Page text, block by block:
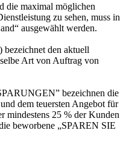
die maximal möglichen
zu sehen, muss in
ausgewählt werden.
den aktuell
Art von Auftrag von
bezeichnen die
dem teuersten Angebot für
mindestens 25 % der Kunden
beworbene „SPAREN SIE